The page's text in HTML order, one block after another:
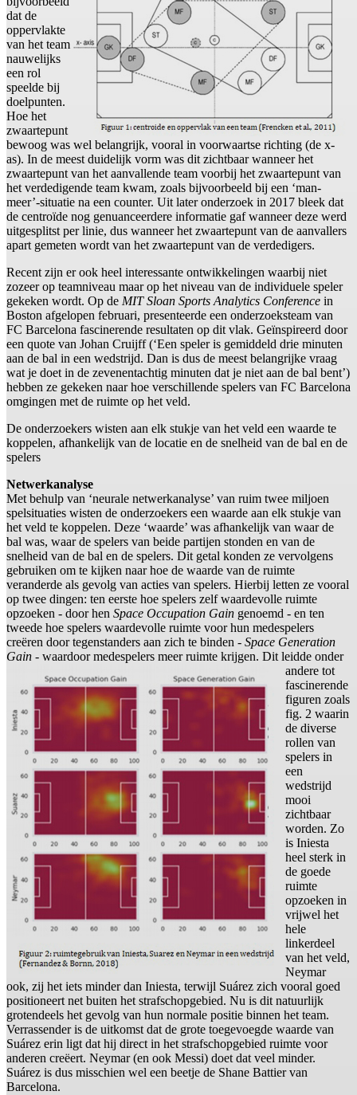
dat de
oppervlakte
van het team
nauwelijks
een rol
speelde bij
doelpunten.
Hoe het
zwaartepunt
bewoog was wel belangrijk, vooral in voorwaartse richting (de x-
as). In de meest duidelijk vorm was dit zichtbaar wanneer het
zwaartepunt van het aanvallende team voorbij het zwaartepunt van
het verdedigende team kwam, zoals bijvoorbeeld bij een ‘man-
meer’-situatie na een counter. Uit later onderzoek in 2017 bleek dat
de centroïde nog genuanceerdere informatie gaf wanneer deze werd
uitgesplitst per linie, dus wanneer het zwaartepunt van de aanvallers
apart gemeten wordt van het zwaartepunt van de verdedigers.
Recent zijn er ook heel interessante ontwikkelingen waarbij niet
zozeer op teamniveau maar op het niveau van de individuele speler
gekeken wordt. Op de MIT Sloan Sports Analytics Conference in
Boston afgelopen februari, presenteerde een onderzoeksteam van
FC Barcelona fascinerende resultaten op dit vlak. Geïnspireerd door
een quote van Johan Cruijff (‘Een speler is gemiddeld drie minuten
aan de bal in een wedstrijd. Dan is dus de meest belangrijke vraag
wat je doet in de zevenentachtig minuten dat je niet aan de bal bent’)
hebben ze gekeken naar hoe verschillende spelers van FC Barcelona
omgingen met de ruimte op het veld.
De onderzoekers wisten aan elk stukje van het veld een waarde te
koppelen, afhankelijk van de locatie en de snelheid van de bal en de
spelers
Netwerkanalyse
Met behulp van ‘neurale netwerkanalyse’ van ruim twee miljoen
spelsituaties wisten de onderzoekers een waarde aan elk stukje van
het veld te koppelen. Deze ‘waarde’ was afhankelijk van waar de
bal was, waar de spelers van beide partijen stonden en van de
snelheid van de bal en de spelers. Dit getal konden ze vervolgens
gebruiken om te kijken naar hoe de waarde van de ruimte
veranderde als gevolg van acties van spelers. Hierbij letten ze vooral
op twee dingen: ten eerste hoe spelers zelf waardevolle ruimte
opzoeken - door hen Space Occupation Gain genoemd - en ten
tweede hoe spelers waardevolle ruimte voor hun medespelers
creëren door tegenstanders aan zich te binden - Space Generation
Gain - waardoor medespelers meer ruimte krijgen. Dit leidde onder
andere tot
fascinerende
figuren zoals
fig. 2 waarin
de diverse
rollen van
spelers in
een
wedstrijd
mooi
zichtbaar
worden. Zo
is Iniesta
heel sterk in
de goede
ruimte
opzoeken in
vrijwel het
hele
linkerdeel
van het veld,
Neymar
ook, zij het iets minder dan Iniesta, terwijl Suárez zich vooral goed
positioneert net buiten het strafschopgebied. Nu is dit natuurlijk
grotendeels het gevolg van hun normale positie binnen het team.
Verrassender is de uitkomst dat de grote toegevoegde waarde van
Suárez erin ligt dat hij direct in het strafschopgebied ruimte voor
anderen creëert. Neymar (en ook Messi) doet dat veel minder.
Suárez is dus misschien wel een beetje de Shane Battier van
Barcelona.